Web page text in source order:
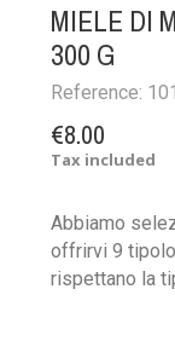
MIELE DI
300 G
Reference:
€8.00
Tax included
Abbiamo
offrirvi 9
rispettano la